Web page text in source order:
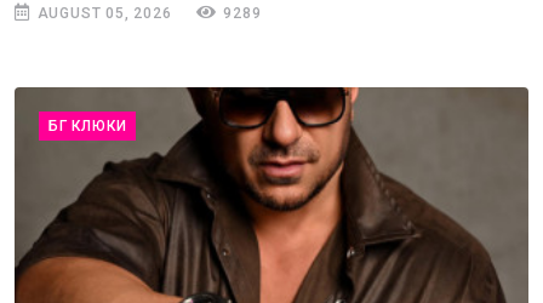
AUGUST 05, 2026 9289
БГ КЛЮКИ